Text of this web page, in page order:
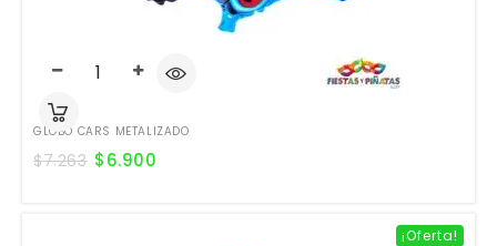
GLOBO CARS METALIZADO
$7.263 $6.900
¡Oferta!